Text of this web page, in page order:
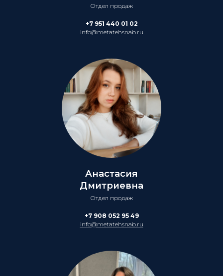
Отдел продаж
+7 951 440 01 02
info@metatehsnab.ru
Анастасия
Дмитриевна
Отдел продаж
+7 908 052 95 49
info@metatehsnab.ru